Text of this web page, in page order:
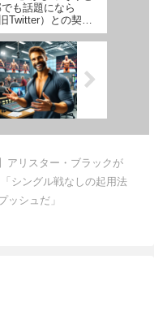
も話題になら
）との契約
アリスター・ブラックが
シングル戦なしの起用法
ッシュだ」